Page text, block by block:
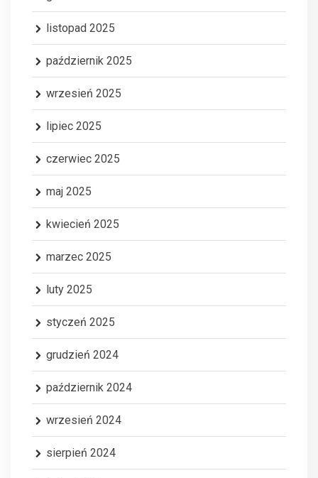
listopad 2025
październik 2025
wrzesień 2025
lipiec 2025
czerwiec 2025
maj 2025
kwiecień 2025
marzec 2025
luty 2025
styczeń 2025
grudzień 2024
październik 2024
wrzesień 2024
sierpień 2024